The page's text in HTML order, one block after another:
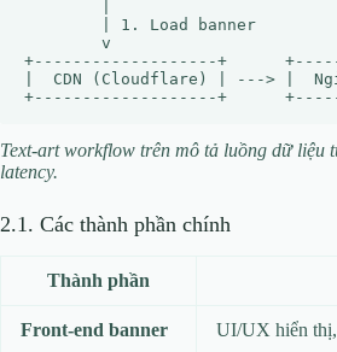
| 1. Load banner
v
+-------------------+
|  CDN (Cloudflare) | ---> |
Text‑art workflow trên mô tả luồng dữ
latency.
2.1. Các thành phần chính
Thành phần
Front‑end banner UI/UX hiển